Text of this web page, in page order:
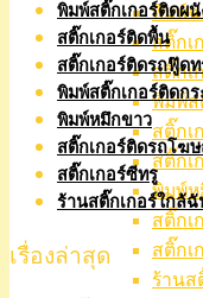
พิมพ์
สติ๊กเ
สติ๊กเ
พิมพ์ส
สติ๊กเ
สติ๊กเ
พิมพ์ห
สติ๊กเ
สติ๊กเ
ร้านส
พิมพ์สติ๊กเกอร์ติดผนั
สติ๊กเกอร์ติดพื้น
สติ๊กเกอร์ติดรถฟู๊ด
พิมพ์สติ๊กเกอร์ติดกร
พิมพ์หมึกขาว
สติ๊กเกอร์ติดรถโฆ
สติ๊กเกอร์ซีทรู
ร้านสติ๊กเกอร์ใกล้ฉั
เรื่องล่าสุด